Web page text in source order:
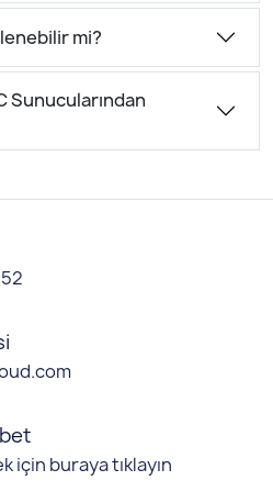
mi?
Sunucularından
için buraya tıklayın